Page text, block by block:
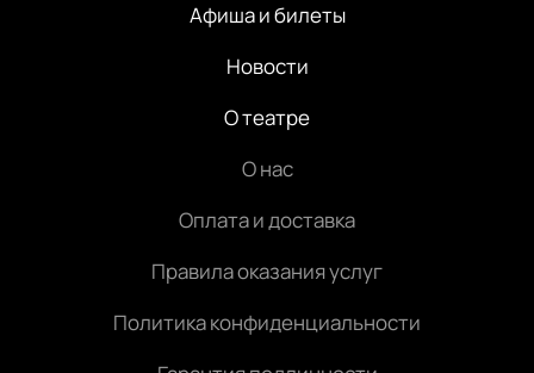
Афиша и билеты
Новости
О театре
О нас
Оплата и доставка
Правила оказания услуг
Политика конфиденциальности